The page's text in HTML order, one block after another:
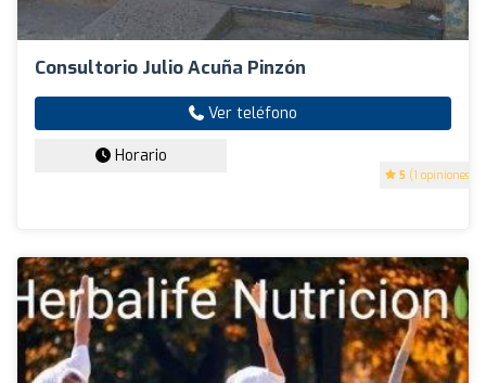
Consultorio Julio Acuña Pinzón
5 (1 opiniones)
Ver teléfono
Horario